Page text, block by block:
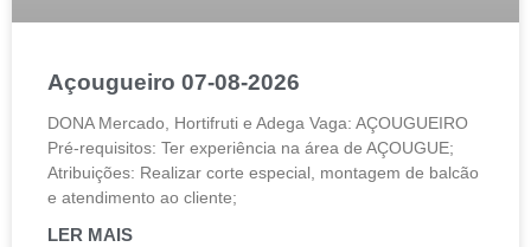
Açougueiro 07-08-2026
DONA Mercado, Hortifruti e Adega Vaga: AÇOUGUEIRO
Pré-requisitos: Ter experiência na área de AÇOUGUE;
Atribuições: Realizar corte especial, montagem de balcão
e atendimento ao cliente;
LER MAIS